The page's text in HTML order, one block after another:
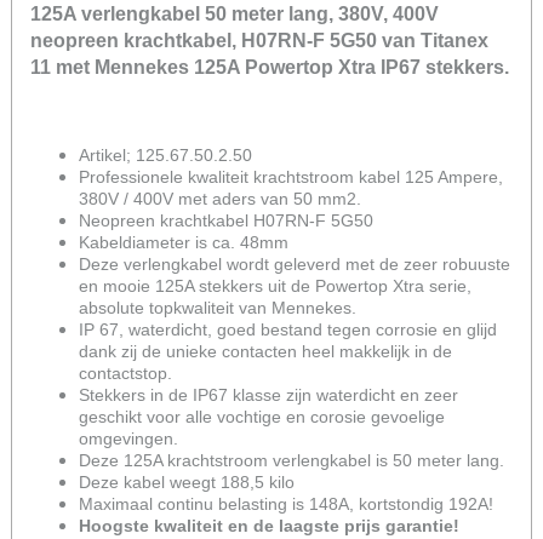
125A verlengkabel 50 meter lang, 380V, 400V
neopreen krachtkabel, H07RN-F 5G50 van Titanex
11 met Mennekes 125A Powertop Xtra IP67 stekkers.
Artikel; 125.67.50.2.50
Professionele kwaliteit krachtstroom kabel 125 Ampere,
380V / 400V met aders van 50 mm2.
Neopreen krachtkabel H07RN-F 5G50
Kabeldiameter is ca. 48mm
Deze verlengkabel wordt geleverd met de zeer robuuste
en mooie 125A stekkers uit de Powertop Xtra serie,
absolute topkwaliteit van Mennekes.
IP 67, waterdicht, goed bestand tegen corrosie en glijd
dank zij de unieke contacten heel makkelijk in de
contactstop.
Stekkers in de IP67 klasse zijn waterdicht en zeer
geschikt voor alle vochtige en corosie gevoelige
omgevingen.
Deze 125A krachtstroom verlengkabel is 50 meter lang.
Deze kabel weegt 188,5 kilo
Maximaal continu belasting is 148A, kortstondig 192A!
Hoogste kwaliteit en de laagste prijs garantie!